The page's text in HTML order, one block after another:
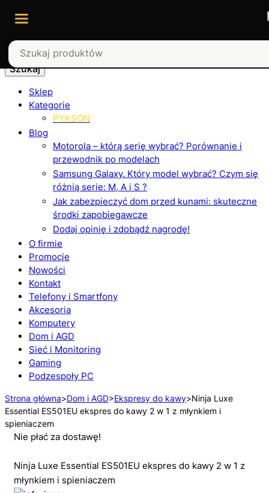
Szukaj
Sklep
Kategorie
PYKSON
Blog
Motorola – którą serię wybrać? Porównanie i
przewodnik po modelach
Samsung Galaxy. Który model wybrać? Czym się
różnią serie: M, A i S ?
Jak zabezpieczyć dom przed kunami: skuteczne
środki zapobiegawcze
Dodaj opinię i zdobądź nagrodę!
O firmie
Promocje
Nowości
Kontakt
Telefony i Smartfony
Akcesoria
Komputery
Dom i AGD
Sieć i Monitoring
Gaming
Podzespoły PC
Strona główna>Dom i AGD>Ekspresy do kawy>Ninja Luxe
Essential ES501EU ekspres do kawy 2 w 1 z młynkiem i
spieniaczem
Nie płać za dostawę!
Ninja Luxe Essential ES501EU ekspres do kawy 2 w 1 z
młynkiem i spieniaczem